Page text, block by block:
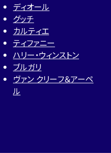
ディオール
グッチ
カルティエ
ティファニー
ハリー・ウィンストン
ブルガリ
ヴァン クリーフ＆アーペ
ル